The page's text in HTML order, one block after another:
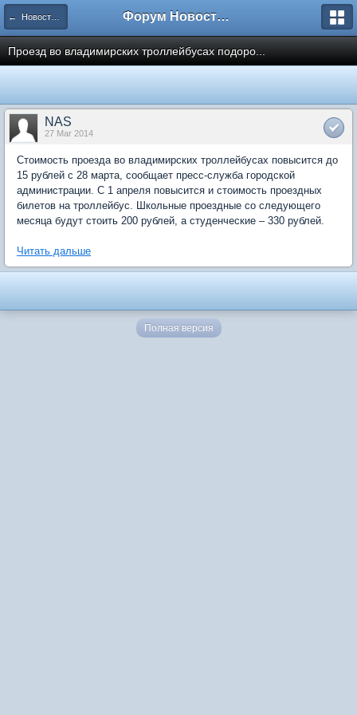
← Новости рынка недвижимости Форум Новостройки
Проезд во владимирских троллейбусах подоро...
NAS
27 Mar 2014
Стоимость проезда во владимирских троллейбусах повысится до
15 рублей с 28 марта, сообщает пресс-служба городской
администрации. С 1 апреля повысится и стоимость проездных
билетов на троллейбус. Школьные проездные со следующего
месяца будут стоить 200 рублей, а студенческие – 330 рублей.
Читать дальше
Полная версия